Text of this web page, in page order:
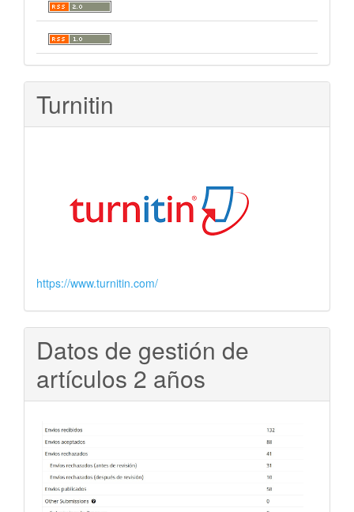
Turnitin
https://www.turnitin.com/
Datos de gestión de
artículos 2 años